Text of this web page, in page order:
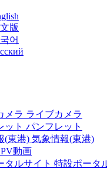
ライブカメラ
パンフレット
気象情報(東港)
PV動画
特設ポータ